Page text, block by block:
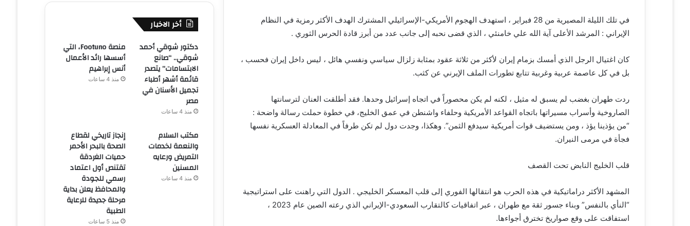
في تلك الليلة المصيرية من 28 فبراير ، استهدف الهجوم الأمريكي-الإسرائيلي المشترك الهدف الأكثر رمزية في النظام
الإيراني : المرشد الأعلى آية الله علي خامنئي ، الذي قضى نحبه إلى جانب عدد من أبرز قادة الحرس الثوري .
كان اغتيال الرجل الذي أمسك بزمام إيران لأكثر من ثلاثة عقود بمثابة زلزال سياسي ونفسي هائل ، ليس داخل إيران فحسب ،
بل في كل عاصمة عربية وغربية تتابع تطورات الملف الإيرني عن كثب.
ردت طهران بغضب لم يسبق له مثيل ، لكنه لم يكن محصوراً في اتجاه إسرائيل وحدها. فقد أطلقت العنان لترسانتها
الصاروخية وأسراب مسيراتها باتجاه القواعد الأمريكية وحلفاء واشنطن في عمق الخليج، في خطوة حملت رسالة واضحة :
“من يؤذينا يؤذ ، ومن يستضيف قوات أمريكية سيدفع الثمن”. وهكذا، وجدت دول لم تكن طرفاً في المعادلة العسكرية نفسها
فجأة في مرمى النيران.
قلب الخليج النابض تحت القصف
المشهد الأكثر دراماتيكية في هذه الحرب هو انتقالها الفوري إلى قلب المعسكر الخليجي . الدول التي راهنت على استراتيجية
“النأي بالنفس” وبناء جسور ثقة مع طهران ، عبر اتفاقيات كالتقارب السعودي-الإيراني الذي رعته الصين عام 2023 ،
استفاقت على وقع صواريخ تخترق أجواءها.
أخر الاخبار
دكتور شوقي أحمد
شوقي.. “صانع
الابتسامات” يتصدر
قائمة أشهر أطباء
تجميل الأسنان في
مصر
منذ 4 ساعات
منصة Footuno، التي
أسسها رائد الأعمال
أنس إبراهيم
منذ 4 ساعات
مكتب السلام
والنعمة لخدمات
التمريض ورعايه
المسنين
منذ 4 ساعات
إنجاز تاريخي لقطاع
الصحة بالبحر الأحمر
حميات الغردقة
تقتنص أول اعتماد
رسمي للجودة
والمحافظ يعلن بداية
مرحلة جديدة للرعاية
الطبية
منذ 5 ساعات